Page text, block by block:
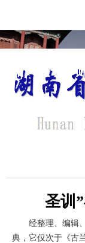
网站首页
圣
圣训
经整理、编辑、
典，它仅次于《古